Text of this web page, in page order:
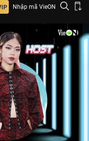
Nhập mã VieON